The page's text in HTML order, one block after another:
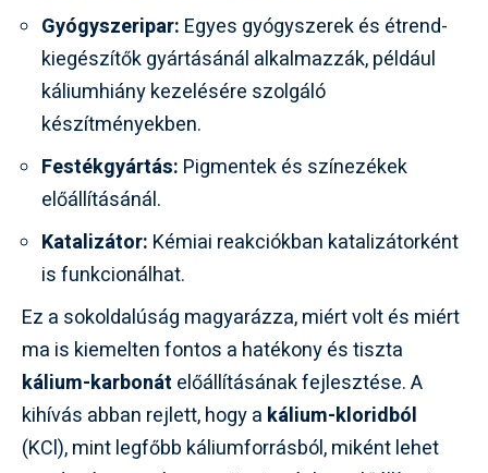
Gyógyszeripar: Egyes gyógyszerek és étrend-
kiegészítők gyártásánál alkalmazzák, például
káliumhiány kezelésére szolgáló
készítményekben.
Festékgyártás: Pigmentek és színezékek
előállításánál.
Katalizátor: Kémiai reakciókban katalizátorként
is funkcionálhat.
Ez a sokoldalúság magyarázza, miért volt és miért
ma is kiemelten fontos a hatékony és tiszta
kálium-karbonát előállításának fejlesztése. A
kihívás abban rejlett, hogy a kálium-kloridból
(KCl), mint legfőbb káliumforrásból, miként lehet